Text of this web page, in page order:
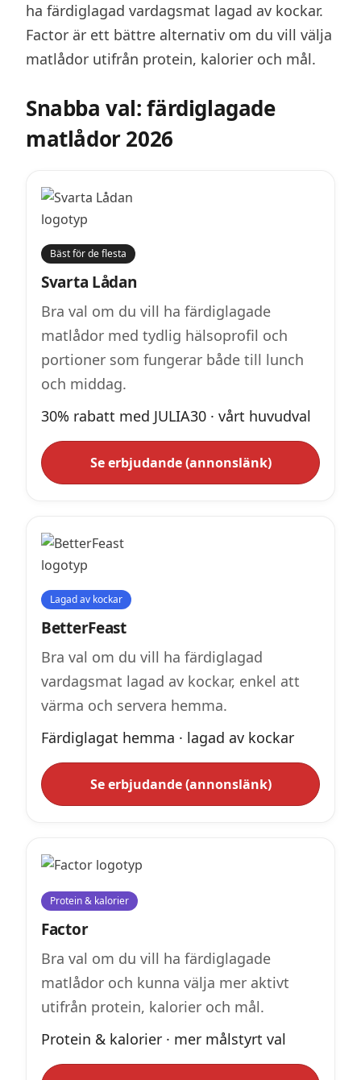
ha färdiglagad vardagsmat lagad av kockar.
Factor är ett bättre alternativ om du vill välja
matlådor utifrån protein, kalorier och mål.
Snabba val: färdiglagade
matlådor 2026
Bäst för de flesta
Svarta Lådan
Bra val om du vill ha färdiglagade
matlådor med tydlig hälsoprofil och
portioner som fungerar både till lunch
och middag.
30% rabatt med JULIA30 · vårt huvudval
Se erbjudande (annonslänk)
Lagad av kockar
BetterFeast
Bra val om du vill ha färdiglagad
vardagsmat lagad av kockar, enkel att
värma och servera hemma.
Färdiglagat hemma · lagad av kockar
Se erbjudande (annonslänk)
Protein & kalorier
Factor
Bra val om du vill ha färdiglagade
matlådor och kunna välja mer aktivt
utifrån protein, kalorier och mål.
Protein & kalorier · mer målstyrt val